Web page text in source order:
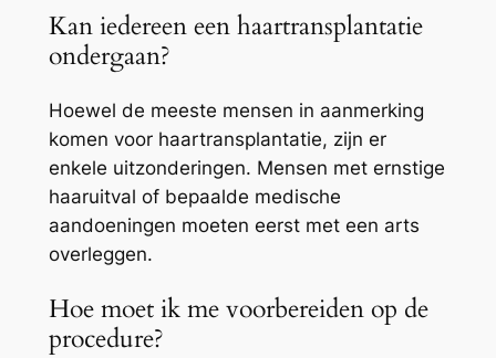
Kan iedereen een haartransplantatie
ondergaan?
Hoewel de meeste mensen in aanmerking
komen voor haartransplantatie, zijn er
enkele uitzonderingen. Mensen met ernstige
haaruitval of bepaalde medische
aandoeningen moeten eerst met een arts
overleggen.
Hoe moet ik me voorbereiden op de
procedure?